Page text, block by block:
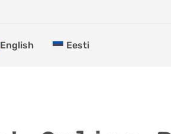
English Eesti